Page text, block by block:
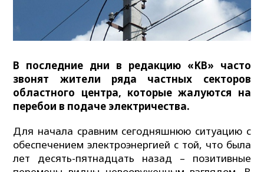
В последние дни в редакцию «КВ» часто
звонят жители ряда частных секторов
областного центра, которые жалуются на
перебои в подаче электричества.
Для начала сравним сегодняшнюю ситуацию с
обеспечением электроэнергией с той, что была
лет десять-пятнадцать назад – позитивные